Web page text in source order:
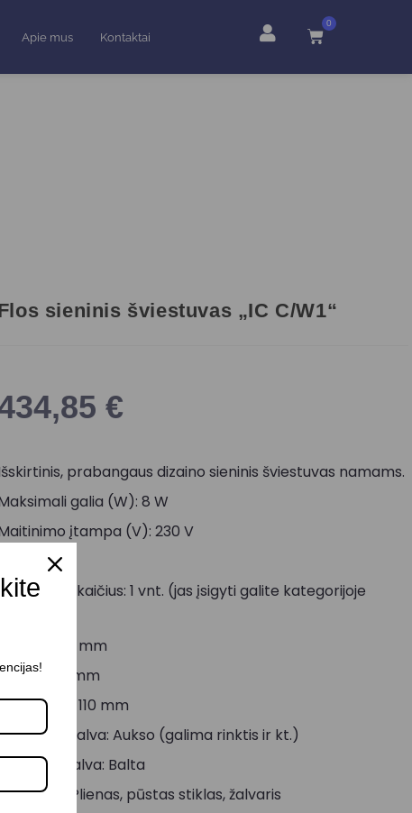
Apie mus Kontaktai
0
sieninis šviestuvas „IC C/W1“
€
prabangaus dizaino sieninis šviestuvas namams.
galia (W): 8 W
įtampa (V): 230 V
Cokolis: E14
Lempučių skaičius: 1 vnt. (jas įsigyti galite kategorijoje
Aukštis: 216 mm
280 mm
110 mm
spalva: Aukso (galima rinktis ir kt.)
spalva: Balta
Plienas, pūstas stiklas, žalvaris